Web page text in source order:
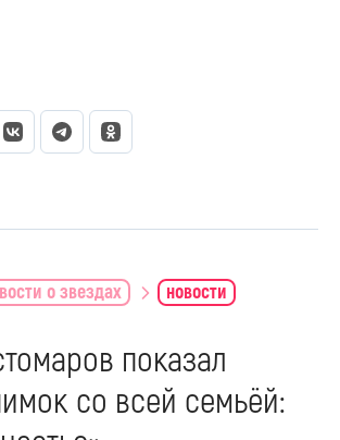
о звездах новости
показал
со всей семьёй: